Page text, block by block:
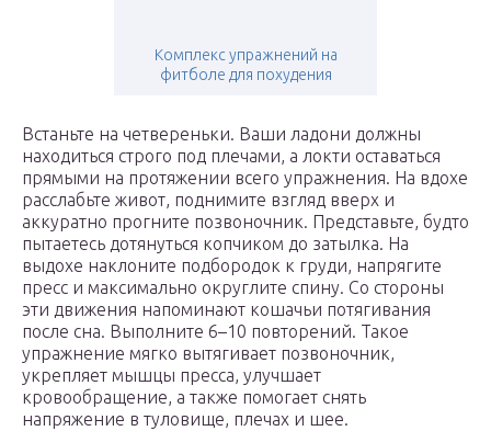
Комплекс упражнений на
фитболе для похудения
Встаньте на четвереньки. Ваши ладони должны
находиться строго под плечами, а локти оставаться
прямыми на протяжении всего упражнения. На вдохе
расслабьте живот, поднимите взгляд вверх и
аккуратно прогните позвоночник. Представьте, будто
пытаетесь дотянуться копчиком до затылка. На
выдохе наклоните подбородок к груди, напрягите
пресс и максимально округлите спину. Со стороны
эти движения напоминают кошачьи потягивания
после сна. Выполните 6–10 повторений. Такое
упражнение мягко вытягивает позвоночник,
укрепляет мышцы пресса, улучшает
кровообращение, а также помогает снять
напряжение в туловище, плечах и шее.